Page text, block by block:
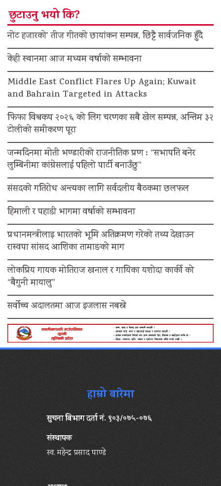
छुटाउनु भयो कि?
नोट हजारको’ तीज गीतको छायांकन सम्पन्न, छिट्टै सार्वजनिक हुँदै
केही स्थानमा आज मध्यम वर्षाको सम्भावना
Middle East Conflict Flares Up Again; Kuwait
and Bahrain Targeted in Attacks
फिफा विश्वकप २०२६ को लिग चरणका सबै खेल सम्पन्न, अन्तिम ३२
टोलीको समीकरण पूरा
जन्मदिनमा मोती भण्डारीको राजनीतिक प्रण : “सभापति बनेर
लुम्बिनीमा कांग्रेसलाई पहिलो पार्टी बनाउँछु”
संसदको गतिरोध अन्त्यका लागि सर्वदलीय बैठकमा छलफल
हिमाली र पहाडी भागमा वर्षाको सम्भावना
प्रधानमन्त्रीलाइ भारतको भूमि अतिक्रमण गरेको तथ्य देखाउन
रास्वपा सांसद आशिका तामाङको माग
लोकप्रिय गायक मोतिराज खनाल र गायिका यशोदा कार्की को
“बैगुनी मायालु”
सर्वोच्च अदालतमा आज इजलास नबस्ने
हाम्रो बारेमा
सुचना बिभाग दर्ता नं. ९०३/०७५-०७६
संस्थापक
स्व. महेन्द्र प्रसाद पाण्डे